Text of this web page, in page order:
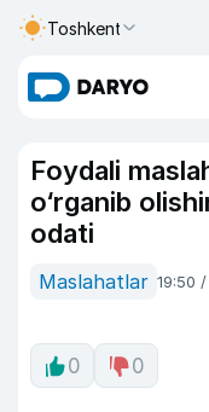
Toshkent
Foydali
o‘rganib
odati
Maslahatlar 19:50
0 0